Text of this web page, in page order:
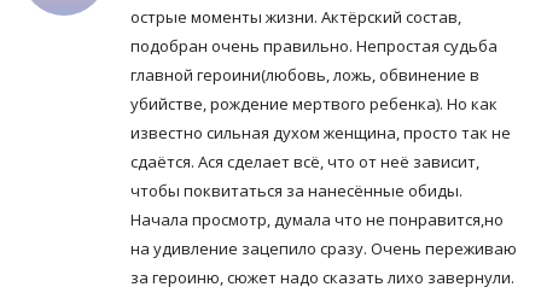
острые моменты жизни. Актёрский состав,
подобран очень правильно. Непростая судьба
главной героини(любовь, ложь, обвинение в
убийстве, рождение мертвого ребенка). Но как
известно сильная духом женщина, просто так не
сдаётся. Ася сделает всё, что от неё зависит,
чтобы поквитаться за нанесённые обиды.
Начала просмотр, думала что не понравится,но
на удивление зацепило сразу. Очень переживаю
за героиню, сюжет надо сказать лихо завернули.